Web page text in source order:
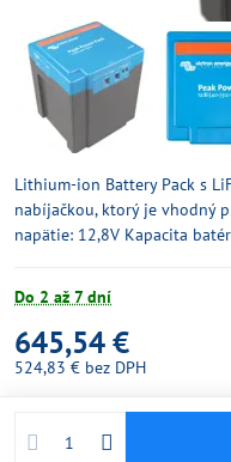
Lithium-ion Battery Pack s
nabíjačkou, ktorý je vhodný
napätie: 12,8V Kapacita
Do 2 až 7 dní
645,54 €
524,83 € bez DPH